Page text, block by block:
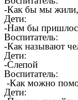
-Как бы мы жили,
Дети:
-Нам бы
Воспитатель:
-Как называют
Дети:
-Слепой
Воспитатель:
-Как можно
Дети: